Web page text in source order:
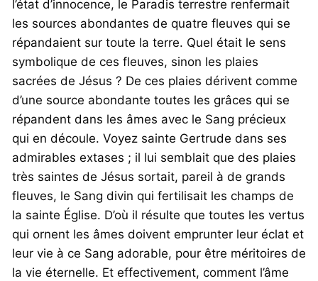
l’état d’innocence, le Paradis terrestre renfermait
les sources abondantes de quatre fleuves qui se
répandaient sur toute la terre. Quel était le sens
symbolique de ces fleuves, sinon les plaies
sacrées de Jésus ? De ces plaies dérivent comme
d’une source abondante toutes les grâces qui se
répandent dans les âmes avec le Sang précieux
qui en découle. Voyez sainte Gertrude dans ses
admirables extases ; il lui semblait que des plaies
très saintes de Jésus sortait, pareil à de grands
fleuves, le Sang divin qui fertilisait les champs de
la sainte Église. D’où il résulte que toutes les vertus
qui ornent les âmes doivent emprunter leur éclat et
leur vie à ce Sang adorable, pour être méritoires de
la vie éternelle. Et effectivement, comment l’âme